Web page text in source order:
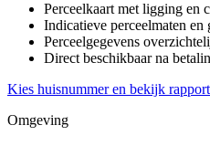
Perceelkaart met ligging en
Indicatieve perceelmaten en
Perceelgegevens
Direct beschikbaar na
Kies huisnummer en bekijk rapport
Omgeving